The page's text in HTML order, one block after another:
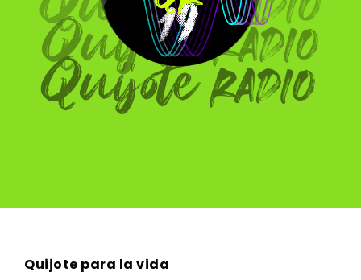
Quijote para la vida